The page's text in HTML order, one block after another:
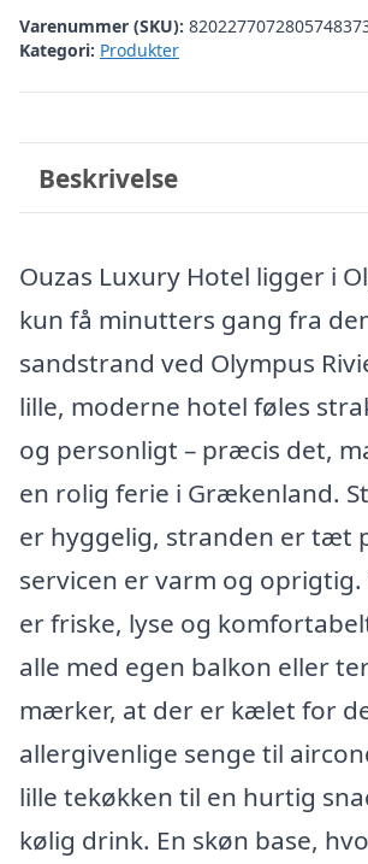
Varenummer (SKU):
Kategori: Produkter
Beskrivelse
Ouzas Luxury Hotel ligger i
kun få minutters gang fra
sandstrand ved Olympus
lille, moderne hotel føles
og personligt – præcis det,
en rolig ferie i Grækenland.
er hyggelig, stranden er tæt
servicen er varm og
er friske, lyse og
alle med egen balkon eller
mærker, at der er kælet for
allergivenlige senge til
lille tekøkken til en hurtig
kølig drink. En skøn base,